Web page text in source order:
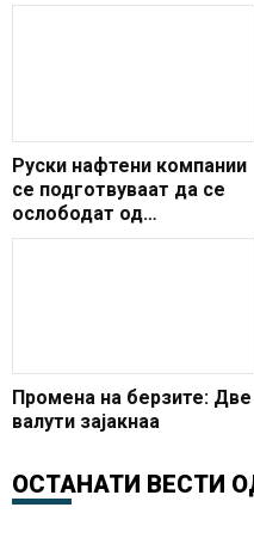
Руски нафтени компании
се подготвуваат да се
ослободат од
американскиот долар во
Промена на берзите: Две
валути зајакнаа
ОСТАНАТИ ВЕСТИ